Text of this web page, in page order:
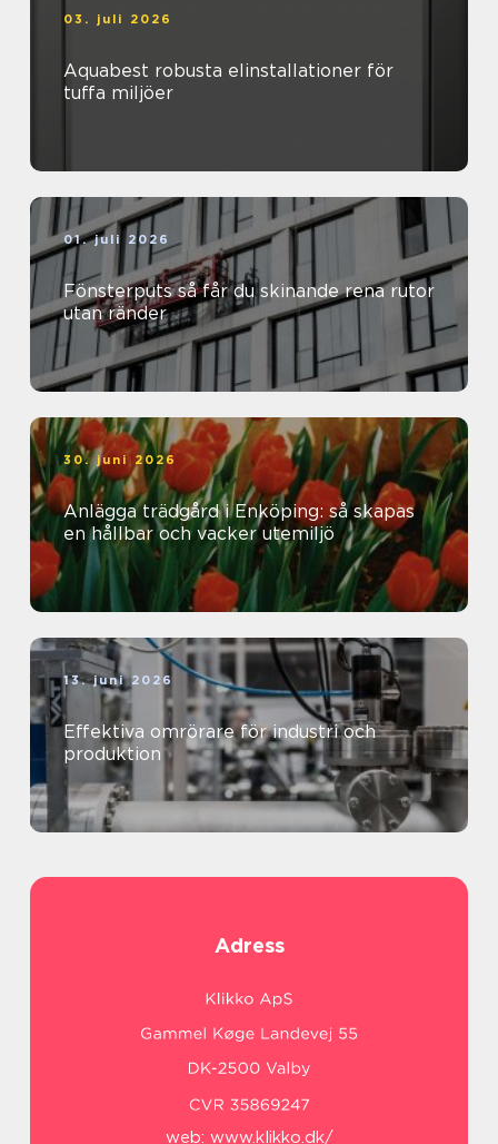
03. juli 2026
Aquabest robusta elinstallationer för
tuffa miljöer
01. juli 2026
Fönsterputs så får du skinande rena rutor
utan ränder
30. juni 2026
Anlägga trädgård i Enköping: så skapas
en hållbar och vacker utemiljö
13. juni 2026
Effektiva omrörare för industri och
produktion
Adress
web: www.klikko.dk/